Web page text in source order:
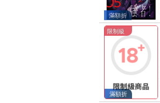
滿額折
限制級
滿額折